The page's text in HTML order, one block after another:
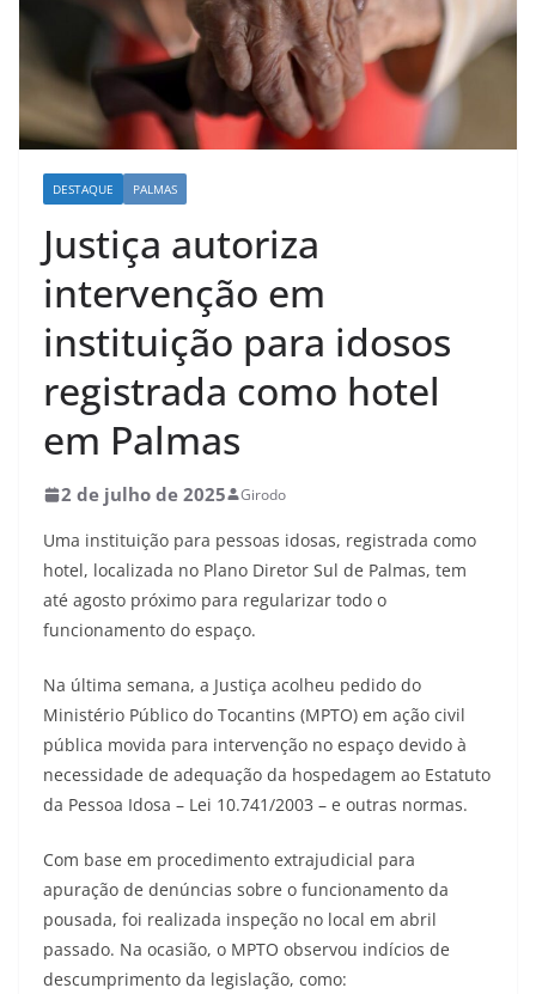
DESTAQUE PALMAS
Justiça autoriza
intervenção em
instituição para idosos
registrada como hotel
em Palmas
2 de julho de 2025 Girodo
Uma instituição para pessoas idosas, registrada como
hotel, localizada no Plano Diretor Sul de Palmas, tem
até agosto próximo para regularizar todo o
funcionamento do espaço.
Na última semana, a Justiça acolheu pedido do
Ministério Público do Tocantins (MPTO) em ação civil
pública movida para intervenção no espaço devido à
necessidade de adequação da hospedagem ao Estatuto
da Pessoa Idosa – Lei 10.741/2003 – e outras normas.
Com base em procedimento extrajudicial para
apuração de denúncias sobre o funcionamento da
pousada, foi realizada inspeção no local em abril
passado. Na ocasião, o MPTO observou indícios de
descumprimento da legislação, como: